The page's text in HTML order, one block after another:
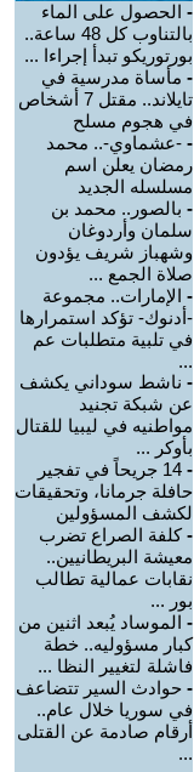
- الحصول على الماء
بالتناوب كل 48 ساعة..
بورتوريكو تبدأ إجراءا ...
- مأساة مدرسية في
تايلاند.. مقتل 7 أشخاص
في هجوم مسلح
- -عشماوي-.. محمد
رمضان يعلن اسم
مسلسله الجديد
- بالصور.. محمد بن
سلمان وأردوغان
وشهباز شريف يؤدون
صلاة الجمع ...
- الإمارات.. مجموعة
-أدنوك- تؤكد استمرارها
في تلبية متطلبات عم
...
- ناشط سوداني يكشف
عن شبكة تجنيد
مواطنيه في ليبيا للقتال
بأوكر ...
-
14 جريحاً في تفجير
حافلة جرمانا، وتحقيقات
لكشف المسؤولين
-كلفة الصراع تضرب
معيشة البريطانيين..
نقابات عمالية تطالب
بور ...
- الموساد يُبعد اثنين من
كبار مسؤوليه.. خطة
فاشلة لتغيير النظا ...
- حوادث السير تتضاعف
في سوريا خلال عام..
أرقام صادمة عن القتلى
...